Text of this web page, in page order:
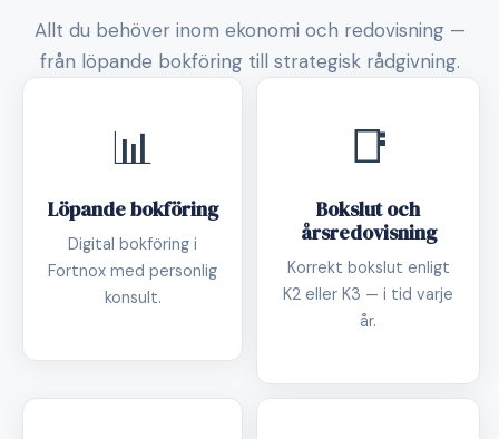
Allt du behöver inom ekonomi och redovisning —
från löpande bokföring till strategisk rådgivning.
📊
Löpande bokföring
Digital bokföring i
Fortnox med personlig
konsult.
📑
Bokslut och
årsredovisning
Korrekt bokslut enligt
K2 eller K3 — i tid varje
år.